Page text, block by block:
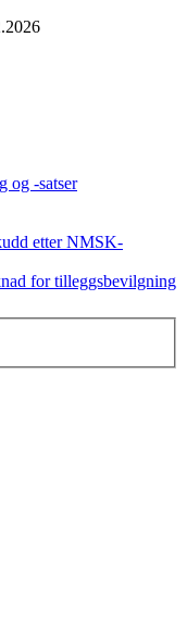
og -satser
etter NMSK-
for tilleggsbevilgning